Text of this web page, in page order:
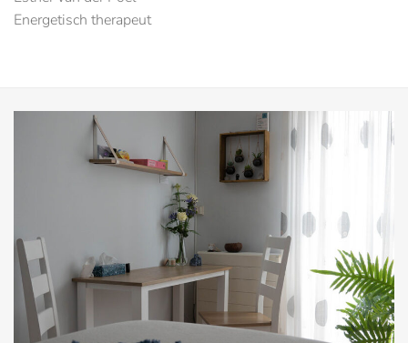
Energetisch therapeut